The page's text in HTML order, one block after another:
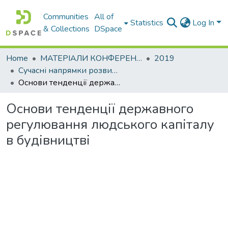
Communities
& Collections
All of
DSpace
Statistics Log In
Home МАТЕРІАЛИ КОНФЕРЕНЦІЙ
2019
Сучасні напрямки розвитку економіки і менеджменту на підприємствах України
Основи тенденції державного регулювання людського капіталу в будівництві
Основи тенденції державного
регулювання людського капіталу
в будівництві